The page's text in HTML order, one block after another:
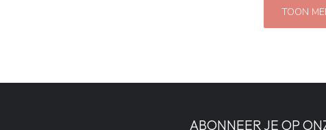
TOON
ABONNEER JE OP